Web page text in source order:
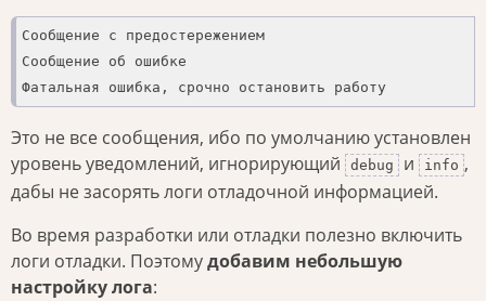
Сообщение с предостережением
Сообщение об ошибке
Фатальная ошибка, срочно остановить работу
Это не все сообщения, ибо по умолчанию установлен
уровень уведомлений, игнорирующий
debug и info ,
дабы не засорять логи отладочной информацией.
Во время разработки или отладки полезно включить
логи отладки. Поэтомудобавим небольшую
настройку лога: